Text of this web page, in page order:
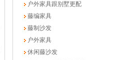
户外家具跟别墅更配
藤编家具
藤制沙发
户外家具
休闲藤沙发